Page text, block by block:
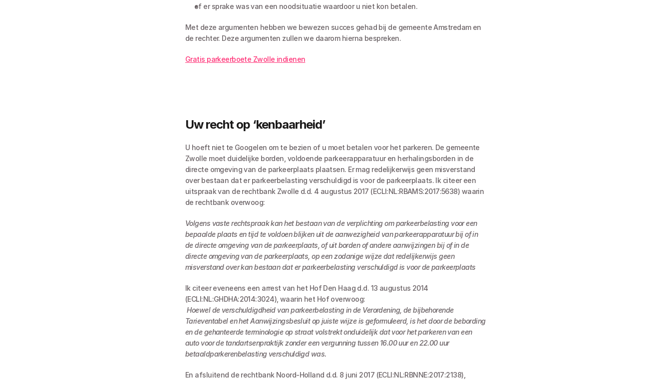
of er sprake was van een noodsituatie waardoor u niet kon betalen.
Met deze argumenten hebben we bewezen succes gehad bij de gemeente Amstredam en
de rechter. Deze argumenten zullen we daarom hierna bespreken.
Gratis parkeerboete Zwolle indienen
Uw recht op ‘kenbaarheid’
U hoeft niet te Googelen om te bezien of u moet betalen voor het parkeren. De gemeente
Zwolle moet duidelijke borden, voldoende parkeerapparatuur en herhalingsborden in de
directe omgeving van de parkeerplaats plaatsen. Er mag redelijkerwijs geen misverstand
over bestaan dat er parkeerbelasting verschuldigd is voor de parkeerplaats. Ik citeer een
uitspraak van de rechtbank Zwolle d.d. 4 augustus 2017 (ECLI:NL:RBAMS:2017:5638) waarin
de rechtbank overwoog:
Volgens vaste rechtspraak kan het bestaan van de verplichting om parkeerbelasting voor een
bepaalde plaats en tijd te voldoen blijken uit de aanwezigheid van parkeerapparatuur bij of in
de directe omgeving van de parkeerplaats, of uit borden of andere aanwijzingen bij of in de
directe omgeving van de parkeerplaats, op een zodanige wijze dat redelijkerwijs geen
misverstand over kan bestaan dat er parkeerbelasting verschuldigd is voor de parkeerplaats
Ik citeer eveneens een arrest van het Hof Den Haag d.d. 13 augustus 2014
(ECLI:NL:GHDHA:2014:3024), waarin het Hof overwoog:
Hoewel de verschuldigdheid van parkeerbelasting in de Verordening, de bijbehorende
Tarieventabel en het Aanwijzingsbesluit op juiste wijze is geformuleerd, is het door de bebording
en de gehanteerde terminologie op straat volstrekt onduidelijk dat voor het parkeren van een
auto voor de tandartsenpraktijk zonder een vergunning tussen 16.00 uur en 22.00 uur
betaaldparkerenbelasting verschuldigd was.
En afsluitend de rechtbank Noord-Holland d.d. 8 juni 2017 (ECLI:NL:RBNNE:2017:2138),